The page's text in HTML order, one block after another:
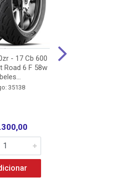
- 17 Cb 600
Road 6 F 58w
35138